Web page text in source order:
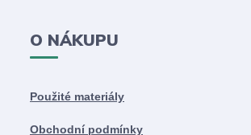
O NÁKUPU
Použité materiály
Obchodní podmínky